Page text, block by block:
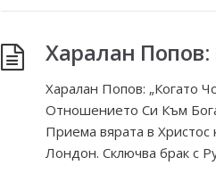
Харалан
Харалан Попов: „Когато
Отношението Си Към
Приема вярата в
Лондон. Сключва брак с